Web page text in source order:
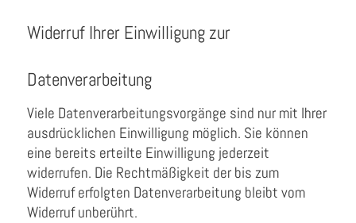
Widerruf Ihrer Einwilligung zur
Datenverarbeitung
Viele Datenverarbeitungsvorgänge sind nur mit Ihrer
ausdrücklichen Einwilligung möglich. Sie können
eine bereits erteilte Einwilligung jederzeit
widerrufen. Die Rechtmäßigkeit der bis zum
Widerruf erfolgten Datenverarbeitung bleibt vom
Widerruf unberührt.